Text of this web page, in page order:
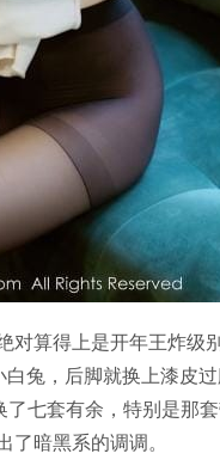
对算得上是开年王炸级
兔，后脚就换上漆皮
七套有余，特别是那
了暗黑系的调调。